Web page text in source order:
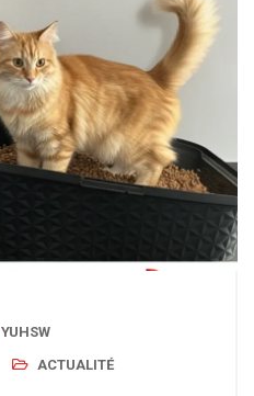
YUHSW
ACTUALITÉ